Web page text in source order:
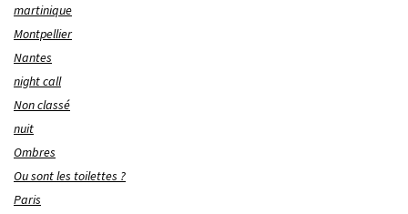
martinique
Montpellier
Nantes
night call
Non classé
nuit
Ombres
Ou sont les toilettes ?
Paris